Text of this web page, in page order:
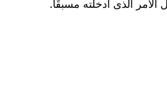
الذى أدخلته مسبقًا.